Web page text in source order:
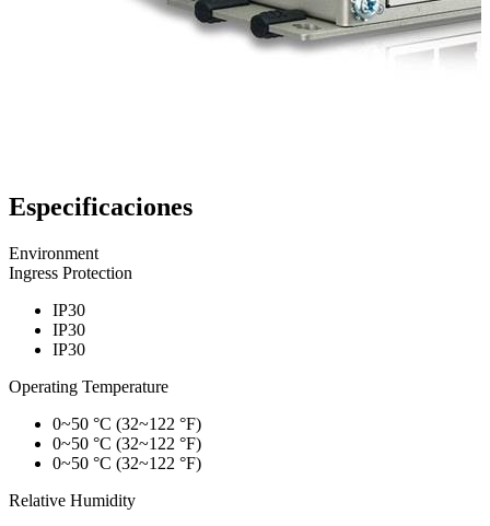
Especificaciones
Environment
Ingress Protection
IP30
IP30
IP30
Operating Temperature
0~50 °C (32~122 °F)
0~50 °C (32~122 °F)
0~50 °C (32~122 °F)
Relative Humidity